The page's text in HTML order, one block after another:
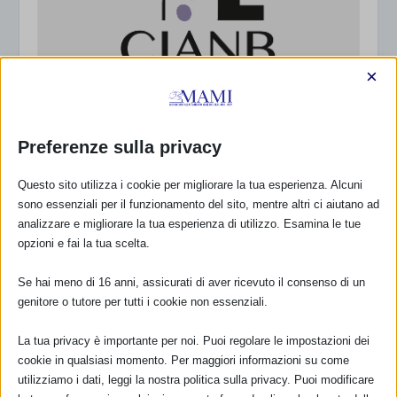
Preferenze sulla privacy
×
Questo sito utilizza i cookie per migliorare la tua esperienza. Alcuni
sono essenziali per il funzionamento del sito, mentre altri ci aiutano ad
analizzare e migliorare la tua esperienza di utilizzo. Esamina le tue
opzioni e fai la tua scelta.
Se hai meno di 16 anni, assicurati di aver ricevuto il consenso di un
genitore o tutore per tutti i cookie non essenziali.
La tua privacy è importante per noi. Puoi regolare le impostazioni dei
cookie in qualsiasi momento. Per maggiori informazioni su come
utilizziamo i dati, leggi la nostra politica sulla privacy. Puoi modificare